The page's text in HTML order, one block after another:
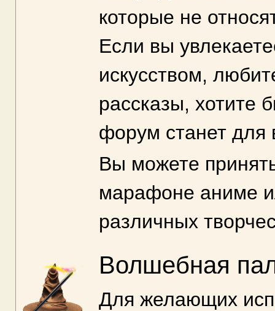
которые не
Если вы
искусством,
рассказы, хотите
форум станет для
Вы можете
марафоне аниме
различных
Волшебная
Для желающих